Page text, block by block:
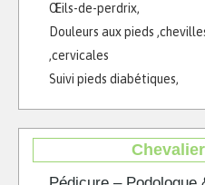
Œils-de-perdrix,
Douleurs aux pieds
,cervicales
Suivi pieds diabétiques,